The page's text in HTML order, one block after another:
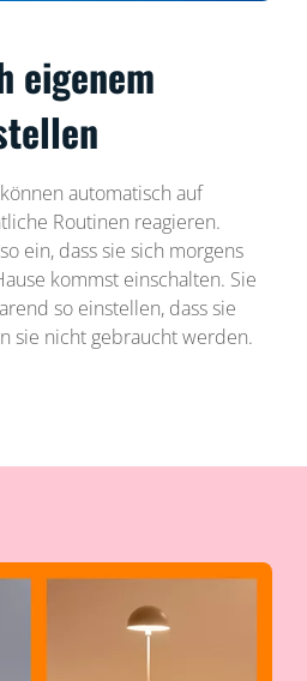
eigenem
automatisch auf
Routinen reagieren.
ein, dass sie sich morgens
kommst einschalten. Sie
so einstellen, dass sie
sie nicht gebraucht werden.